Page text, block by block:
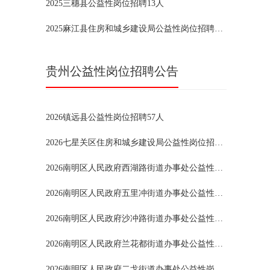
2025三穗县公益性岗位招聘13人
2025麻江县住房和城乡建设局公益性岗位招聘2人
贵州公益性岗位招聘公告
2026镇远县公益性岗位招聘57人
2026七星关区住房和城乡建设局公益性岗位招聘20人
2026南明区人民政府西湖路街道办事处公益性岗位招聘4人
2026南明区人民政府五里冲街道办事处公益性岗位招聘2人
2026南明区人民政府沙冲路街道办事处公益性岗位招聘2人
2026南明区人民政府兰花都街道办事处公益性岗位招聘3人